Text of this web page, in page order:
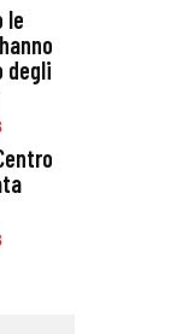
le
degli